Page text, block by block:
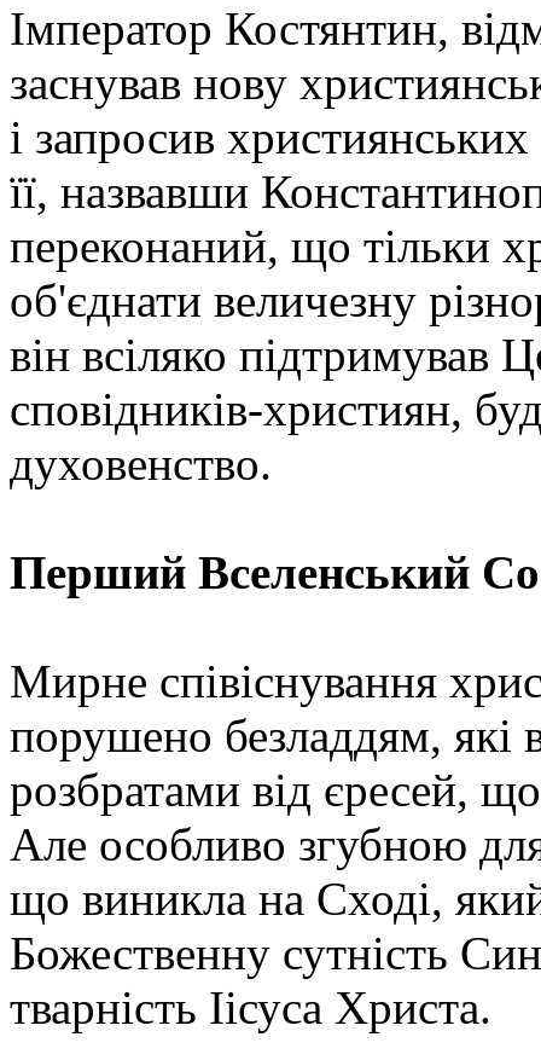
Імператор Костянтин,
заснував нову
і запросив
її, назвавши
переконаний, що тільки
об'єднати величезну
він всіляко підтримував
сповідників-християн,
духовенство.
Перший Вселенський
Мирне співіснування
порушено безладдям, які
розбратами від єресей,
Але особливо згубною
що виникла на Сході,
Божественну сутність
тварність Іісуса Христа.